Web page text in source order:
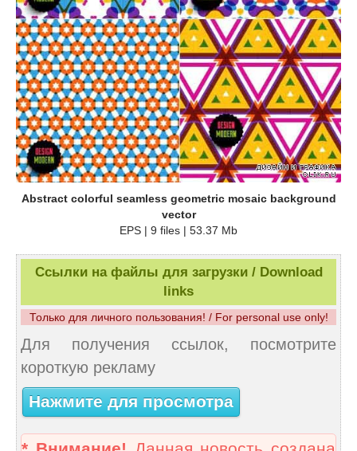
Abstract colorful seamless geometric mosaic background
vector
EPS | 9 files | 53.37 Mb
Ссылки на файлы для загрузки / Download
links
Только для личного пользования! / For personal use only!
Для получения ссылок, посмотрите
короткую рекламу
Нажмите для просмотра